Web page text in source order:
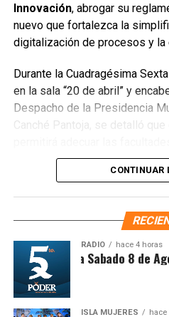
que el saneamiento concluirá
Finalmente, las Unidades
convertirse en punto de
Ayuntamiento exhortó a la
prácticas y sumarse al
un Cancún limpio y con
Fuente: 5to Poder Agencia
Innovación, abrogar su
nuevo que fortalezca la
digitalización de procesos y la
Durante la Cuadragésima
en la sala “20 de abril” y
Despacho de la Presidencia
Canché Pantoja, se detalló que
Ley Nacional para Eliminar
mediante la instauración de la
trámites, reducir cargas
CONTINUAR
RADIO hace 4 horas
Matutina Sabado 8 de
ISLA MUJERES hace